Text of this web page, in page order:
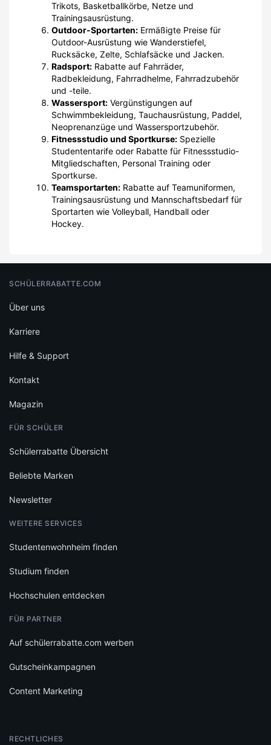
Trikots, Basketballkörbe, Netze und
Trainingsausrüstung.
Outdoor-Sportarten: Ermäßigte Preise für
Outdoor-Ausrüstung wie Wanderstiefel,
Rucksäcke, Zelte, Schlafsäcke und Jacken.
Radsport: Rabatte auf Fahrräder,
Radbekleidung, Fahrradhelme, Fahrradzubehör
und -teile.
Wassersport: Vergünstigungen auf
Schwimmbekleidung, Tauchausrüstung, Paddel,
Neoprenanzüge und Wassersportzubehör.
Fitnessstudio und Sportkurse: Spezielle
Studententarife oder Rabatte für Fitnessstudio-
Mitgliedschaften, Personal Training oder
Sportkurse.
Teamsportarten: Rabatte auf Teamuniformen,
Trainingsausrüstung und Mannschaftsbedarf für
Sportarten wie Volleyball, Handball oder
Hockey.
SCHÜLERRABATTE.COM
Über uns
Karriere
Hilfe & Support
Kontakt
Magazin
FÜR SCHÜLER
Schülerrabatte Übersicht
Beliebte Marken
Newsletter
WEITERE SERVICES
Studentenwohnheim finden
Studium finden
Hochschulen entdecken
FÜR PARTNER
Auf schülerrabatte.com werben
Gutscheinkampagnen
Content Marketing
RECHTLICHES